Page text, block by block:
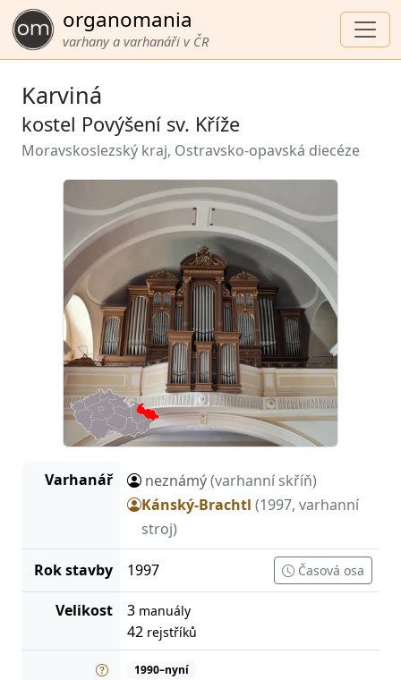
organomania
varhany a varhanáři v ČR
Karviná
kostel Povýšení sv. Kříže
Moravskoslezský kraj, Ostravsko-opavská diecéze
Varhanář neznámý(varhanní skříň)
Kánský-Brachtl (1997, varhanní
stroj)
Rok stavby 1997 Časová osa
Velikost 3 manuály
42 rejstříků
1990–nyní